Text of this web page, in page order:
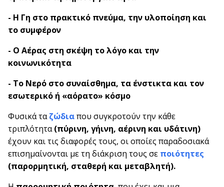
- Η Γη στο πρακτικό πνεύμα, την υλοποίηση και
το συμφέρον
- Ο Αέρας στη σκέψη το λόγο και την
κοινωνικότητα
- Το Νερό στο συναίσθημα, τα ένστικτα και τον
εσωτερικό ή «αόρατο» κόσμο
Φυσικά ταζώδιαπου συγκροτούν την κάθε
τριπλότητα(πύρινη, γήινη, αέρινη και υδάτινη)
έχουν και τις διαφορές τους, οι οποίες παραδοσιακά
επισημαίνονται με τη διάκριση τους σε ποιότητες
(παρορμητική, σταθερή και μεταβλητή).